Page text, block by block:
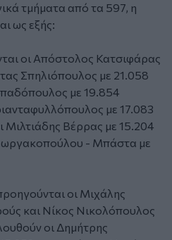
τμήματα από τα 597, η
ως εξής:
οι Απόστολος Κατσιφάρας
Σπηλιόπουλος με 21.058
με 19.854
με 17.083
Βέρρας με 15.204
- Μπάστα με
οι Μιχάλης
και Νίκος Νικολόπουλος
οι Δημήτρης